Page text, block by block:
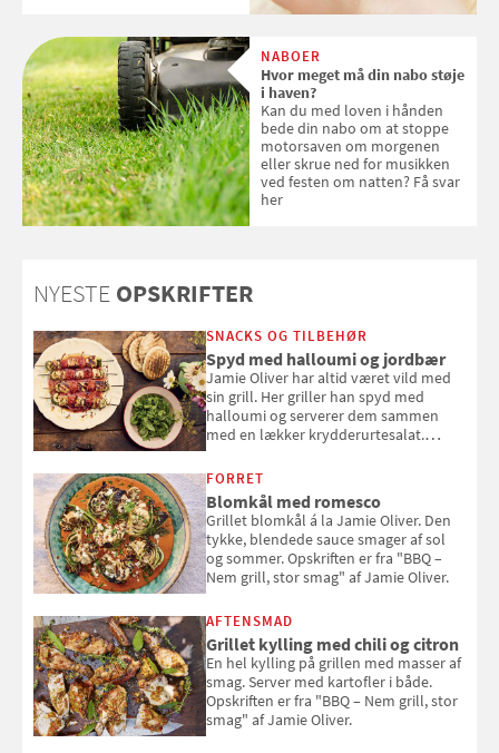
med SPF kan erstatte
solcreme, når man bevæger
sig ud i solen
NABOER
Hvor meget må din nabo støje
i haven?
Kan du med loven i hånden
bede din nabo om at stoppe
motorsaven om morgenen
eller skrue ned for musikken
ved festen om natten? Få svar
her
NYESTE OPSKRIFTER
SNACKS OG TILBEHØR
Spyd med halloumi og jordbær
Jamie Oliver har altid været vild med
sin grill. Her griller han spyd med
halloumi og serverer dem sammen
med en lækker krydderurtesalat.
smag" af Jamie Oliver.
FORRET
Blomkål med romesco
Grillet blomkål á la Jamie Oliver. Den
tykke, blendede sauce smager af sol
og sommer. Opskriften er fra "BBQ –
Nem grill, stor smag" af Jamie Oliver.
AFTENSMAD
Grillet kylling med chili og citron
En hel kylling på grillen med masser af
smag. Server med kartofler i både.
Opskriften er fra "BBQ – Nem grill, stor
smag" af Jamie Oliver.